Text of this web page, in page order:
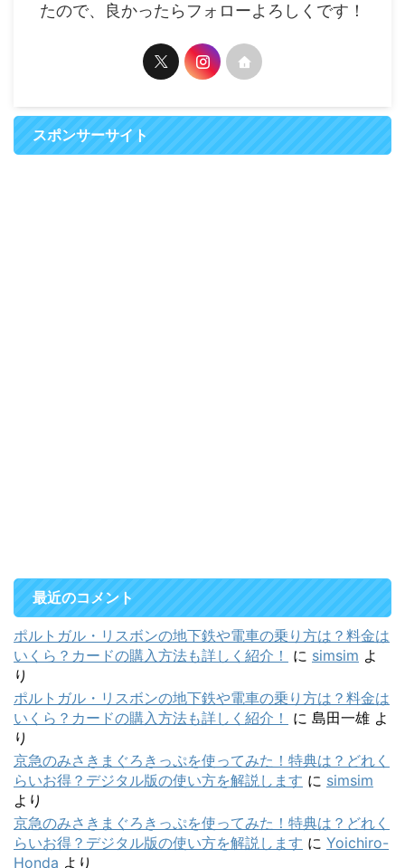
たので、良かったらフォローよろしくです！
スポンサーサイト
最近のコメント
ポルトガル・リスボンの地下鉄や電車の乗り方は？料金は
いくら？カードの購入方法も詳しく紹介！
に simsim よ
り
ポルトガル・リスボンの地下鉄や電車の乗り方は？料金は
いくら？カードの購入方法も詳しく紹介！
に 島田一雄 よ
り
京急のみさきまぐろきっぷを使ってみた！特典は？どれく
らいお得？デジタル版の使い方を解説します に simsim
より
京急のみさきまぐろきっぷを使ってみた！特典は？どれく
らいお得？デジタル版の使い方を解説します に Yoichiro-
Honda より